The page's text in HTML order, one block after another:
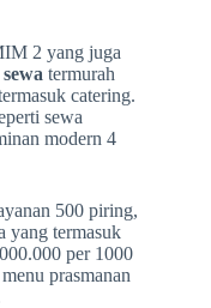
2 yang juga
termurah
catering.
sewa
modern 4
500 piring,
yang termasuk
per 1000
prasmanan